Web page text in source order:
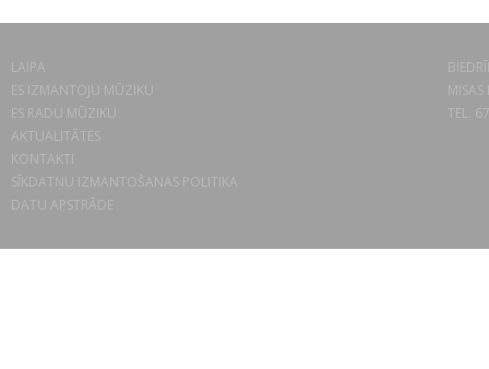
LAIPA
ES IZMANTOJU MŪZIKU
ES RADU MŪZIKU
AKTUALITĀTES
KONTAKTI
SĪKDATŅU IZMANTOŠANAS POLITIKA
DATU APSTRĀDE
TEL.